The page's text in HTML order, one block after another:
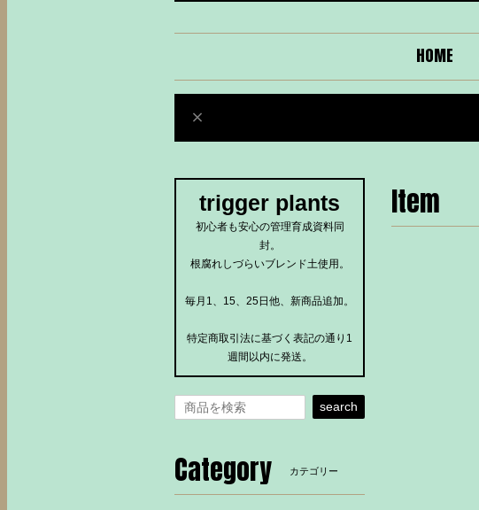
HOME
Item
trigger plants
初心者も安心の管理育成資料同
封。
根腐れしづらいブレンド土使用。
毎月1、15、25日他、新商品追加。
特定商取引法に基づく表記の通り1
週間以内に発送。
search
Category カテゴリー